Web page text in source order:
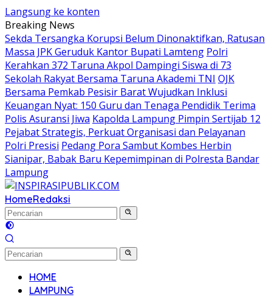
Langsung ke konten
Breaking News
Sekda Tersangka Korupsi Belum Dinonaktifkan, Ratusan
Massa JPK Geruduk Kantor Bupati Lamteng Polri
Kerahkan 372 Taruna Akpol Dampingi Siswa di 73
Sekolah Rakyat Bersama Taruna Akademi TNI OJK
Bersama Pemkab Pesisir Barat Wujudkan Inklusi
Keuangan Nyat: 150 Guru dan Tenaga Pendidik Terima
Polis Asuransi Jiwa Kapolda Lampung Pimpin Sertijab 12
Pejabat Strategis, Perkuat Organisasi dan Pelayanan
Polri Presisi Pedang Pora Sambut Kombes Herbin
Sianipar, Babak Baru Kepemimpinan di Polresta Bandar
Lampung
HomeRedaksi
HOME
LAMPUNG